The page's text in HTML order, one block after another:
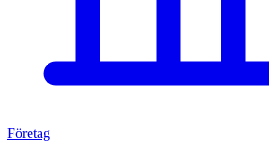
Företag